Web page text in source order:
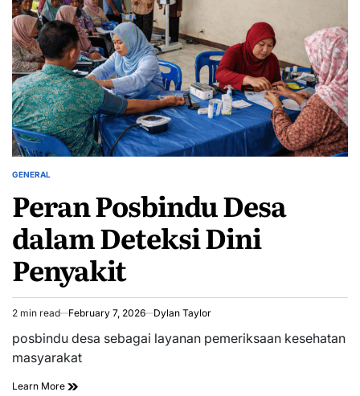
POSTED
GENERAL
Peran Posbindu Desa
dalam Deteksi Dini
Penyakit
Estimated
read
time
2 min read February 7, 2026 Dylan Taylor
posbindu desa sebagai layanan pemeriksaan kesehatan
masyarakat
Learn More